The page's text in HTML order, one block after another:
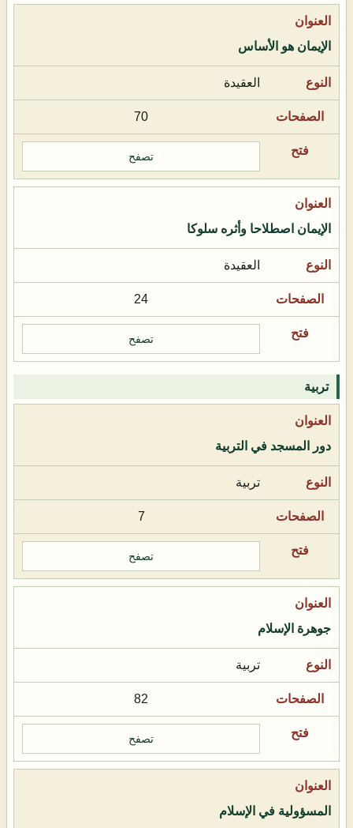
الإيمان هو الأساس
العقيدة
70
تصفح
الإيمان اصطلاحا وأثره سلوكا
العقيدة
24
تصفح
تربية
دور المسجد في التربية
تربية
7
تصفح
جوهرة الإسلام
تربية
82
تصفح
المسؤولية في الإسلام